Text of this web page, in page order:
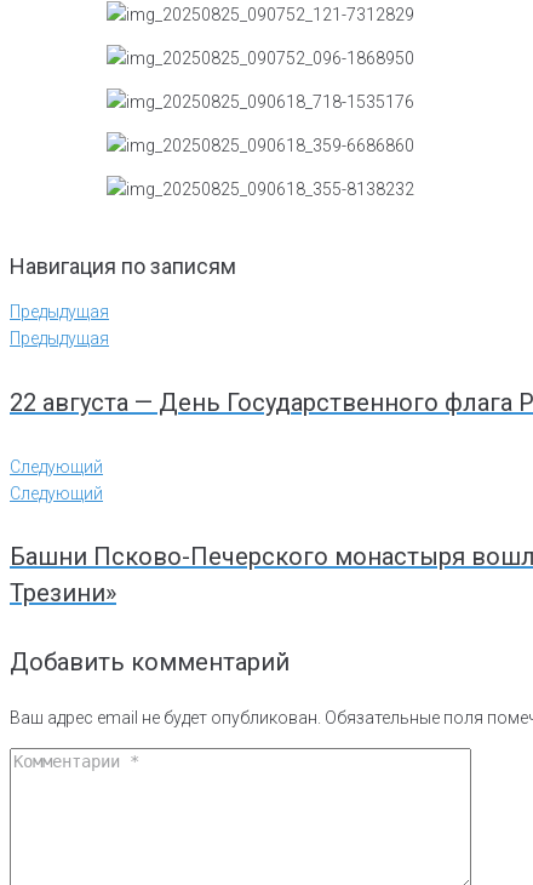
Навигация по записям
Предыдущая
Предыдущая
22 августа — День Государственного
Следующий
Следующий
Башни Псково-Печерского монастыря
Трезини»
Добавить комментарий
Ваш адрес email не будет опубликован. Обязательные поля